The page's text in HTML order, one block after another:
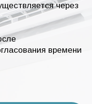
через
времени